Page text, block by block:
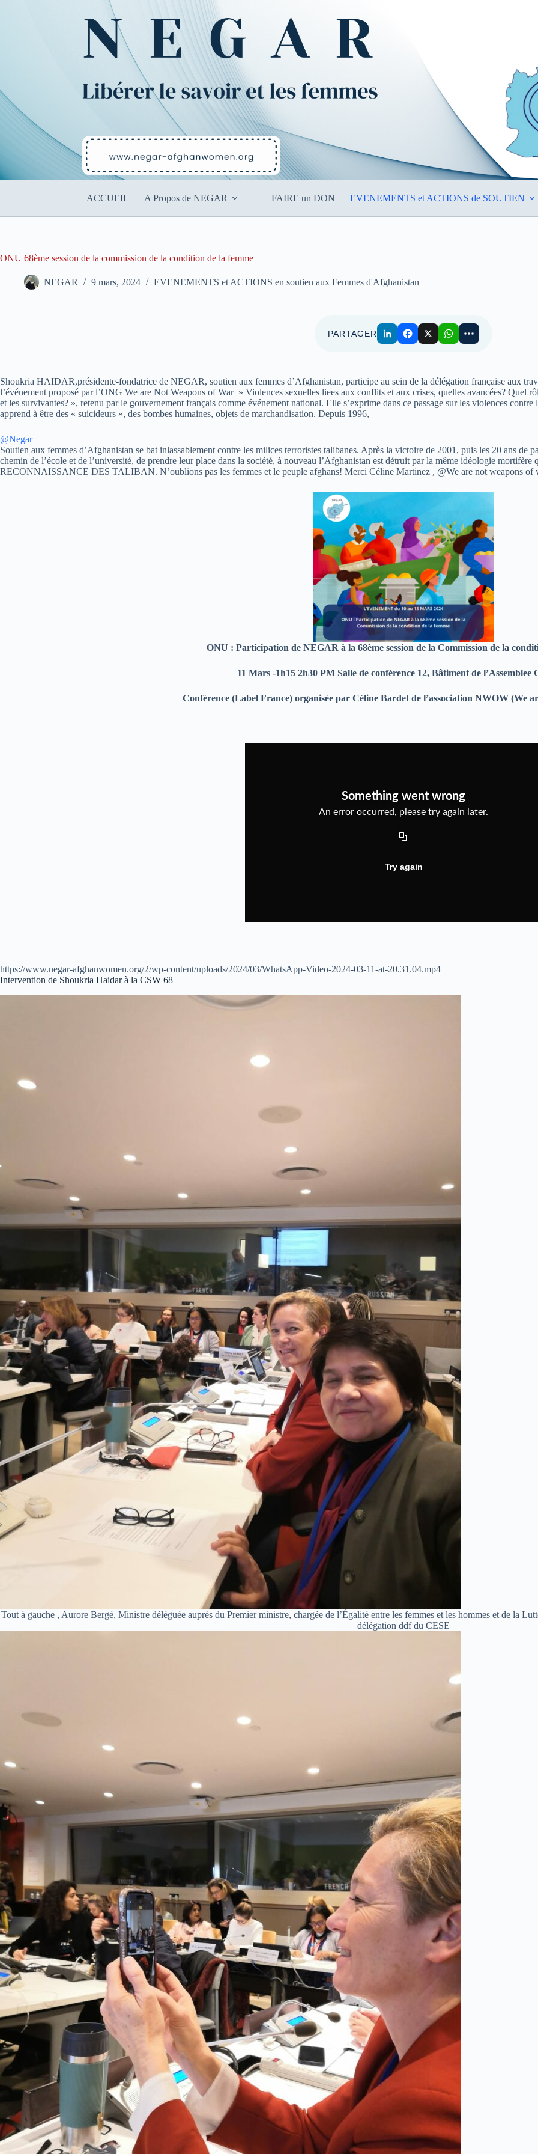
ACCUEIL A Propos de NEGAR FAIRE un DON EVENEMENTS et ACTIONS de SOUTIEN
ONU 68ème session de la commission de la condition de la femme
NEGAR 9 mars, 2024 EVENEMENTS et ACTIONS en soutien aux Femmes d'Afghanistan
PARTAGER
Shoukria HAIDAR,présidente-fondatrice de NEGAR, soutien aux femmes d’Afghanistan, participe au sein de la délégation française aux
l’événement proposé par l’ONG We are Not Weapons of War » Violences sexuelles liees aux conflits et aux crises, quelles avancées? Quel
et les survivantes? », retenu par le gouvernement français comme événement national. Elle s’exprime dans ce passage sur les violences
apprend à être des « suicideurs », des bombes humaines, objets de marchandisation. Depuis 1996,
@Negar
Soutien aux femmes d’Afghanistan se bat inlassablement contre les milices terroristes talibanes. Après la victoire de 2001, puis les 20 ans
chemin de l’école et de l’université, de prendre leur place dans la société, à nouveau l’Afghanistan est détruit par la même idéologie
RECONNAISSANCE DES TALIBAN. N’oublions pas les femmes et le peuple afghans! Merci Céline Martinez , @We are not weapons of
ONU : Participation de NEGAR à la 68ème session de la Commission de la
11 Mars -1h15 2h30 PM Salle de conférence 12, Bâtiment de l’Assemblee
Conférence (Label France) organisée par Céline Bardet de l’association NWOW (We
https://www.negar-afghanwomen.org/2/wp-content/uploads/2024/03/WhatsApp-Video-2024-03-11-at-20.31.04.mp4
Intervention de Shoukria Haidar à la CSW 68
Tout à gauche , Aurore Bergé, Ministre déléguée auprès du Premier ministre, chargée de l’Égalité entre les femmes et les hommes et de la
délégation ddf du CESE